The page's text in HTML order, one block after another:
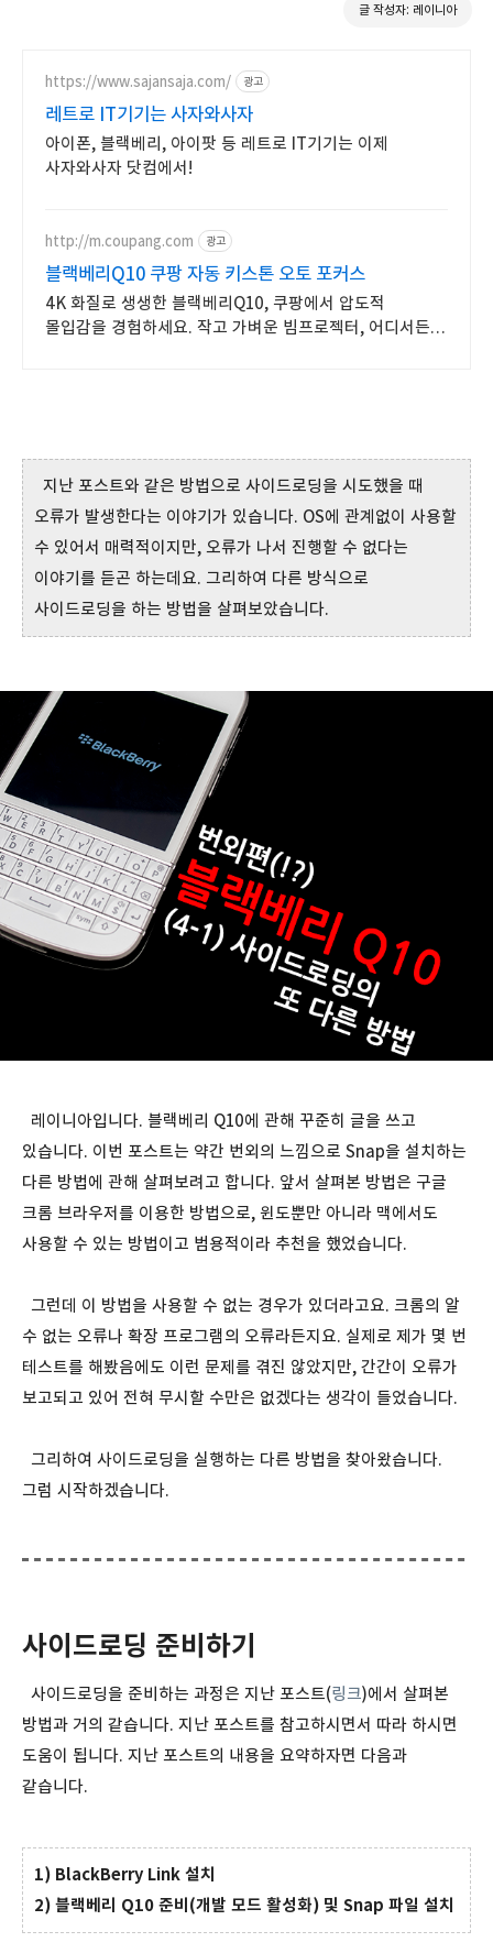
글 작성자: 레이니아
https://www.sajansaja.com/ 광고
레트로 IT기기는 사자와사자
아이폰, 블랙베리, 아이팟 등 레트로 IT기기는 이제
사자와사자 닷컴에서!
http://m.coupang.com 광고
블랙베리Q10 쿠팡 자동 키스톤 오토 포커스
4K 화질로 생생한 블랙베리Q10, 쿠팡에서 압도적
몰입감을 경험하세요. 작고 가벼운 빔프로젝터, 어디서든
지난 포스트와 같은 방법으로 사이드로딩을 시도했을 때
오류가 발생한다는 이야기가 있습니다. OS에 관계없이 사용할
수 있어서 매력적이지만, 오류가 나서 진행할 수 없다는
이야기를 듣곤 하는데요. 그리하여 다른 방식으로
사이드로딩을 하는 방법을 살펴보았습니다.
레이니아입니다. 블랙베리 Q10에 관해 꾸준히 글을 쓰고
있습니다. 이번 포스트는 약간 번외의 느낌으로 Snap을 설치하는
다른 방법에 관해 살펴보려고 합니다. 앞서 살펴본 방법은 구글
크롬 브라우저를 이용한 방법으로, 윈도뿐만 아니라 맥에서도
사용할 수 있는 방법이고 범용적이라 추천을 했었습니다.
그런데 이 방법을 사용할 수 없는 경우가 있더라고요. 크롬의 알
수 없는 오류나 확장 프로그램의 오류라든지요. 실제로 제가 몇 번
테스트를 해봤음에도 이런 문제를 겪진 않았지만, 간간이 오류가
보고되고 있어 전혀 무시할 수만은 없겠다는 생각이 들었습니다.
그리하여 사이드로딩을 실행하는 다른 방법을 찾아왔습니다.
그럼 시작하겠습니다.
사이드로딩 준비하기
사이드로딩을 준비하는 과정은 지난 포스트(링크)에서 살펴본
방법과 거의 같습니다. 지난 포스트를 참고하시면서 따라 하시면
도움이 됩니다. 지난 포스트의 내용을 요약하자면 다음과
같습니다.
1) BlackBerry Link 설치
2) 블랙베리 Q10 준비(개발 모드 활성화) 및 Snap 파일 설치